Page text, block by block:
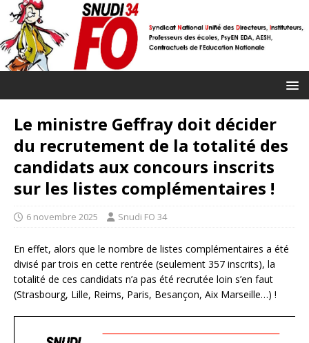
Le ministre Geffray doit décider
du recrutement de la totalité des
candidats aux concours inscrits
sur les listes complémentaires !
6 novembre 2025 Snudi FO 34
En effet, alors que le nombre de listes complémentaires a été
divisé par trois en cette rentrée (seulement 357 inscrits), la
totalité de ces candidats n’a pas été recrutée loin s’en faut
(Strasbourg, Lille, Reims, Paris, Besançon, Aix Marseille…) !